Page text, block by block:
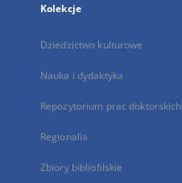
Kolekcje
Dziedzictwo kulturowe
Nauka i dydaktyka
Repozytorium prac doktorskich
Regionalia
Zbiory bibliofilskie